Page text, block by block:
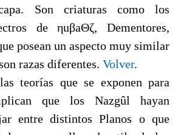
Son criaturas como los
de ηuβaΘζ, Dementores,
posean un aspecto muy similar
razas diferentes. Volver.
teorías que se exponen para
que los Nazgûl hayan
entre distintos Planos o que